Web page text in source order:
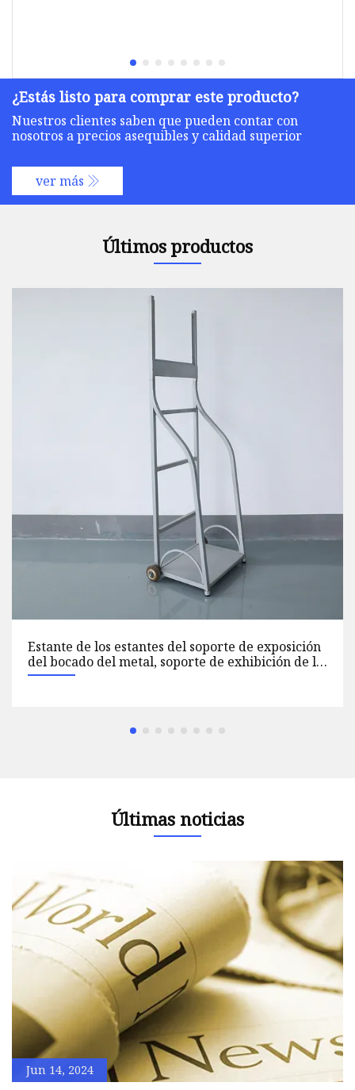
¿Estás listo para comprar este producto?
Nuestros clientes saben que pueden contar con
nosotros a precios asequibles y calidad superior
ver más
Últimos productos
PS Display Products Lápiz labial Cosméticos
Mostrador de sobremesa con color negro
Últimas noticias
Jun 14, 2024